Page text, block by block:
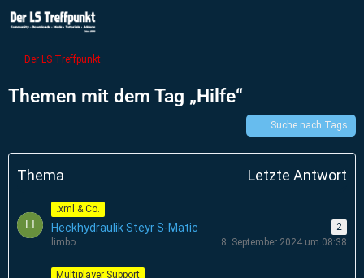
Der LS Treffpunkt
Themen mit dem Tag „Hilfe“
Suche nach Tags
Thema Letzte Antwort
.xml & Co.
Heckhydraulik Steyr S-Matic
2
limbo
8. September 2024 um 08:38
Multiplayer Support